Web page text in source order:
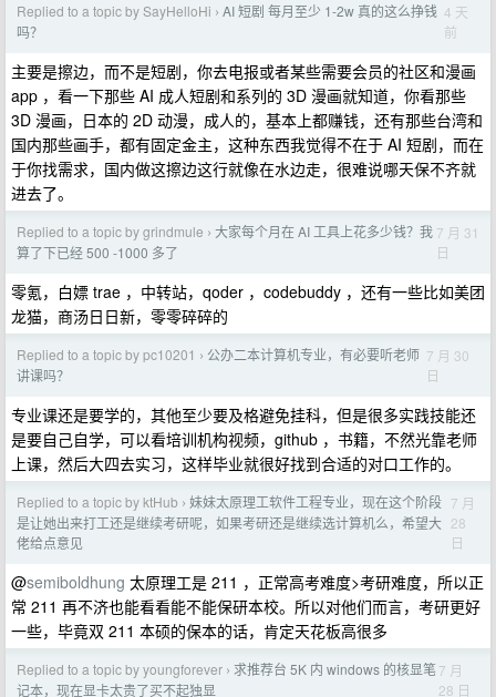
Replied to a topic by SayHelloHi › AI 短剧 每月至少 1-2w 真的这么挣钱
吗？
4 天
前
主要是擦边，而不是短剧，你去电报或者某些需要会员的社区和漫画
app ，看一下那些 AI 成人短剧和系列的 3D 漫画就知道，你看那些
3D 漫画，日本的 2D 动漫，成人的，基本上都赚钱，还有那些台湾和
国内那些画手，都有固定金主，这种东西我觉得不在于 AI 短剧，而在
于你找需求，国内做这擦边这行就像在水边走，很难说哪天保不齐就
进去了。
Replied to a topic by grindmule › 大家每个月在 AI 工具上花多少钱？我
算了下已经 500 -1000 多了
7 月 31
日
零氪，白嫖 trae ，中转站，qoder ，codebuddy ，还有一些比如美团
龙猫，商汤日日新，零零碎碎的
Replied to a topic by pc10201 › 公办二本计算机专业，有必要听老师
讲课吗？
7 月 30
日
专业课还是要学的，其他至少要及格避免挂科，但是很多实践技能还
是要自己自学，可以看培训机构视频，github ，书籍，不然光靠老师
上课，然后大四去实习，这样毕业就很好找到合适的对口工作的。
Replied to a topic by ktHub › 妹妹太原理工软件工程专业，现在这个阶段
是让她出来打工还是继续考研呢，如果考研还是继续选计算机么，希望大
佬给点意见
7 月
28
日
@semiboldhung 太原理工是 211 ，正常高考难度>考研难度，所以正
常 211 再不济也能看看能不能保研本校。所以对他们而言，考研更好
一些，毕竟双 211 本硕的保本的话，肯定天花板高很多
Replied to a topic by youngforever › 求推荐台 5K 内 windows 的核显笔
记本，现在显卡太贵了买不起独显
7 月
28 日